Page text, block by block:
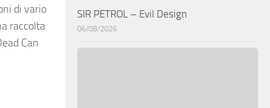
di vario
raccolta
Can
SIR PETROL – Evil Design
06/08/2026